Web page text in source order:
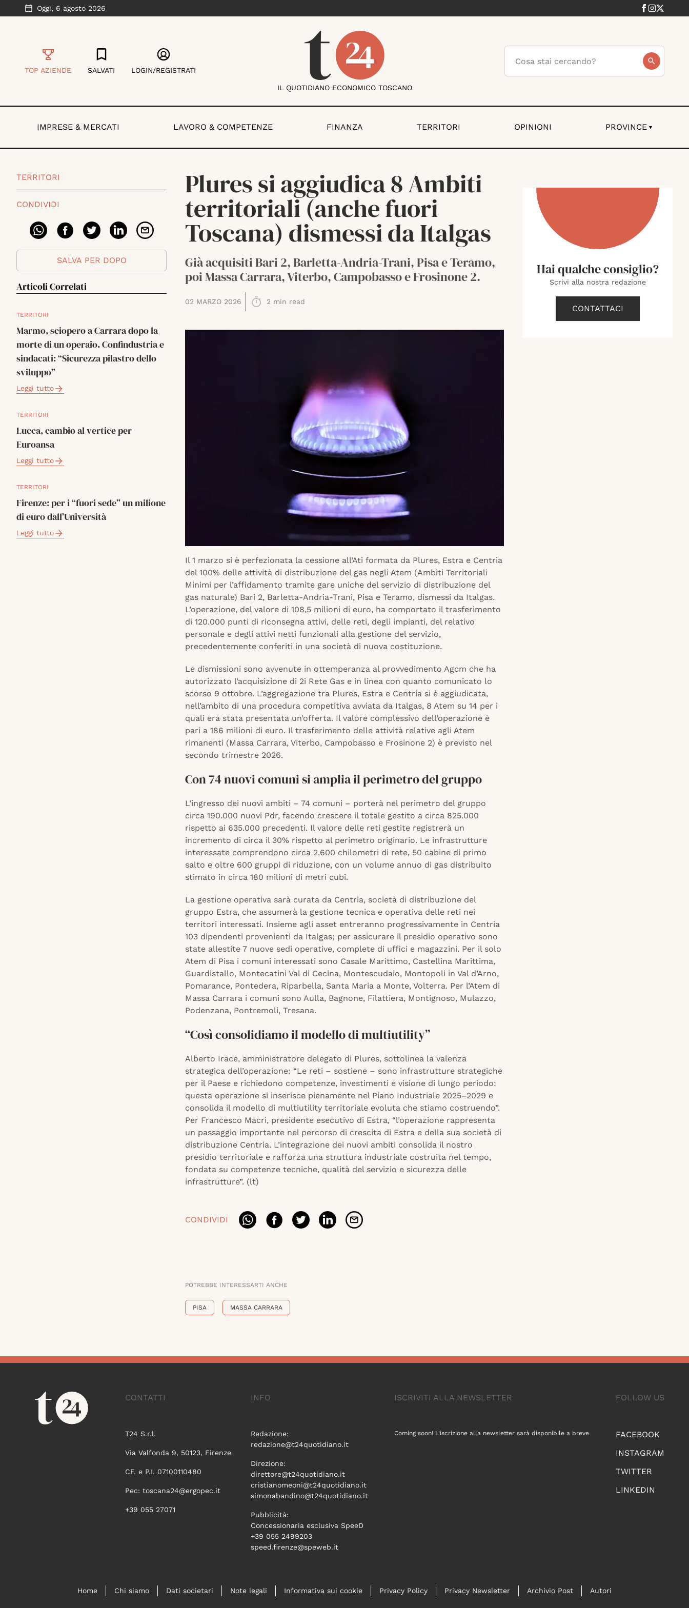
Oggi, 6 agosto 2026
TOP AZIENDE SALVATI LOGIN/REGISTRATI
IL QUOTIDIANO ECONOMICO TOSCANO
IMPRESE & MERCATI LAVORO & COMPETENZE FINANZA TERRITORI OPINIONI PROVINCE ▾
TERRITORI
CONDIVIDI
SALVA PER DOPO
Articoli Correlati
TERRITORI
Marmo, sciopero a Carrara dopo la
morte di un operaio. Confindustria e
sindacati: “Sicurezza pilastro dello
sviluppo”
Leggi tutto
TERRITORI
Lucca, cambio al vertice per
Euroansa
Leggi tutto
TERRITORI
Firenze: per i “fuori sede” un milione
di euro dall’Università
Leggi tutto
Plures si aggiudica 8 Ambiti
territoriali (anche fuori
Toscana) dismessi da Italgas
Già acquisiti Bari 2, Barletta-Andria-Trani, Pisa e Teramo,
poi Massa Carrara, Viterbo, Campobasso e Frosinone 2.
02 MARZO 2026 2 min read
Il 1 marzo si è perfezionata la cessione all’Ati formata da Plures, Estra e Centria
del 100% delle attività di distribuzione del gas negli Atem (Ambiti Territoriali
Minimi per l’affidamento tramite gare uniche del servizio di distribuzione del
gas naturale) Bari 2, Barletta-Andria-Trani, Pisa e Teramo, dismessi da Italgas.
L’operazione, del valore di 108,5 milioni di euro, ha comportato il trasferimento
di 120.000 punti di riconsegna attivi, delle reti, degli impianti, del relativo
personale e degli attivi netti funzionali alla gestione del servizio,
precedentemente conferiti in una società di nuova costituzione.
Le dismissioni sono avvenute in ottemperanza al provvedimento Agcm che ha
autorizzato l’acquisizione di 2i Rete Gas e in linea con quanto comunicato lo
scorso 9 ottobre. L’aggregazione tra Plures, Estra e Centria si è aggiudicata,
nell’ambito di una procedura competitiva avviata da Italgas, 8 Atem su 14 per i
quali era stata presentata un’offerta. Il valore complessivo dell’operazione è
pari a 186 milioni di euro. Il trasferimento delle attività relative agli Atem
rimanenti (Massa Carrara, Viterbo, Campobasso e Frosinone 2) è previsto nel
secondo trimestre 2026.
Con 74 nuovi comuni si amplia il perimetro del gruppo
L’ingresso dei nuovi ambiti – 74 comuni – porterà nel perimetro del gruppo
circa 190.000 nuovi Pdr, facendo crescere il totale gestito a circa 825.000
rispetto ai 635.000 precedenti. Il valore delle reti gestite registrerà un
incremento di circa il 30% rispetto al perimetro originario. Le infrastrutture
interessate comprendono circa 2.600 chilometri di rete, 50 cabine di primo
salto e oltre 600 gruppi di riduzione, con un volume annuo di gas distribuito
stimato in circa 180 milioni di metri cubi.
La gestione operativa sarà curata da Centria, società di distribuzione del
gruppo Estra, che assumerà la gestione tecnica e operativa delle reti nei
territori interessati. Insieme agli asset entreranno progressivamente in Centria
103 dipendenti provenienti da Italgas; per assicurare il presidio operativo sono
state allestite 7 nuove sedi operative, complete di uffici e magazzini. Per il solo
Atem di Pisa i comuni interessati sono Casale Marittimo, Castellina Marittima,
Guardistallo, Montecatini Val di Cecina, Montescudaio, Montopoli in Val d’Arno,
Pomarance, Pontedera, Riparbella, Santa Maria a Monte, Volterra. Per l’Atem di
Massa Carrara i comuni sono Aulla, Bagnone, Filattiera, Montignoso, Mulazzo,
Podenzana, Pontremoli, Tresana.
“Così consolidiamo il modello di multiutility”
Alberto Irace, amministratore delegato di Plures, sottolinea la valenza
strategica dell’operazione: “Le reti – sostiene – sono infrastrutture strategiche
per il Paese e richiedono competenze, investimenti e visione di lungo periodo:
questa operazione si inserisce pienamente nel Piano Industriale 2025–2029 e
consolida il modello di multiutility territoriale evoluta che stiamo costruendo”.
Per Francesco Macrì, presidente esecutivo di Estra, “l’operazione rappresenta
un passaggio importante nel percorso di crescita di Estra e della sua società di
distribuzione Centria. L’integrazione dei nuovi ambiti consolida il nostro
presidio territoriale e rafforza una struttura industriale costruita nel tempo,
fondata su competenze tecniche, qualità del servizio e sicurezza delle
infrastrutture”. (lt)
CONDIVIDI
POTREBBE INTERESSARTI ANCHE
PISA MASSA CARRARA
Hai qualche consiglio?
Scrivi alla nostra redazione
CONTATTACI
CONTATTI
T24 S.r.l.
Via Valfonda 9, 50123, Firenze
CF. e P.I. 07100110480
Pec: toscana24@ergopec.it
+39 055 27071
INFO
Redazione:
redazione@t24quotidiano.it
Direzione:
direttore@t24quotidiano.it
cristianomeoni@t24quotidiano.it
simonabandino@t24quotidiano.it
Pubblicità:
Concessionaria esclusiva SpeeD
+39 055 2499203
speed.firenze@speweb.it
FOLLOW US
FACEBOOK
INSTAGRAM
TWITTER
LINKEDIN
ISCRIVITI ALLA NEWSLETTER
Coming soon! L'iscrizione alla newsletter sarà disponibile a breve
Home Chi siamo Dati societari Note legali Informativa sui cookie Privacy Policy Privacy Newsletter Archivio Post Autori